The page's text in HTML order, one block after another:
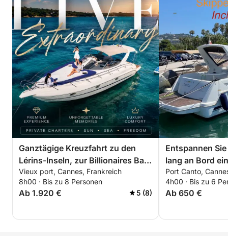
Ganztägige Kreuzfahrt zu den
Lérins-Inseln, zur Billionaires Bay
und nach Théoule-sur-Mer
Vieux port, Cannes, Frankreich
8h00 · Bis zu 8 Personen
Ab 1.920 € 5 (8)
Entspannen
lang an Bord
Bootes rund
Spezieller
Port Canto,
4h00 · Bis zu 6
Ab 650 €